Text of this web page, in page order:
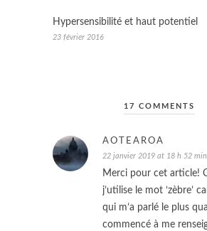
Hypersensibilité et haut potentiel
23 février 2016
17 COMMENTS
AOTEAROA
22 janvier 2019 at 18 h 52 min
Merci pour cet article!
j’utilise le mot ‘zèbre’
qui m’a parlé le plus
commencé à me